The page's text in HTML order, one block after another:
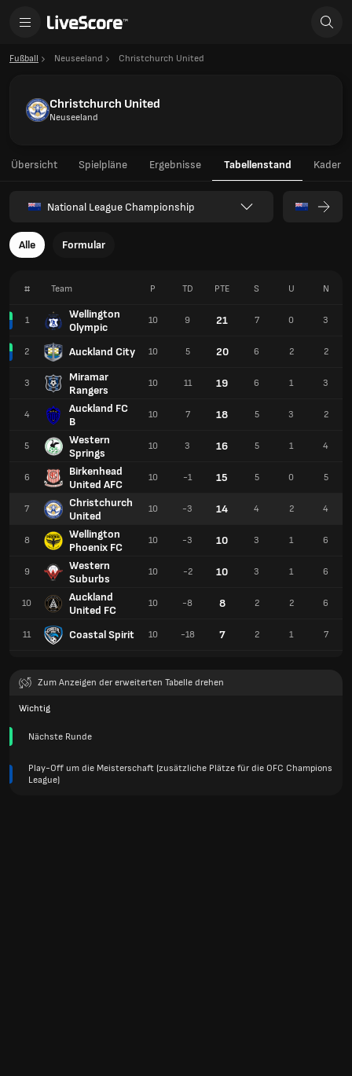
Fußball Neuseeland Christchurch United
Christchurch United
Neuseeland
Übersicht Spielpläne Ergebnisse Tabellenstand Kader
National League Championship
Alle Formular
# Team
1
Wellington
Olympic
2 Auckland City
3
Miramar
Rangers
4
Auckland FC
B
5
Western
Springs
6
Birkenhead
United AFC
7
Christchurch
United
8
Wellington
Phoenix FC
9
Western
Suburbs
10
Auckland
United FC
11 Coastal Spirit
P TD PTE S U N
10 9 21 7 0 3
10 5 20 6 2 2
10 11 19 6 1 3
10 7 18 5 3 2
10 3 16 5 1 4
10 -1 15 5 0 5
10 -3 14 4 2 4
10 -3 10 3 1 6
10 -2 10 3 1 6
10 -8 8 2 2 6
10 -18 7 2 1 7
Zum Anzeigen der erweiterten Tabelle drehen
Wichtig
Nächste Runde
Play-Off um die Meisterschaft (zusätzliche Plätze für die OFC Champions
League)